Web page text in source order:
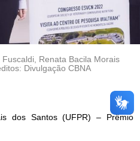
Renata Bacila Morais
Divulgação CBNA
dos Santos (UFPR) – Prêmio